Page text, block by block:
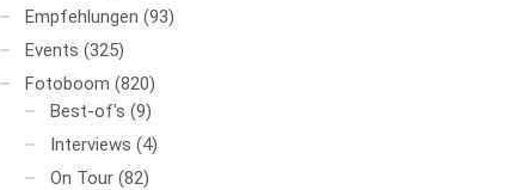
Empfehlungen (93)
Events (325)
Fotoboom (820)
Best-of's (9)
Interviews (4)
On Tour (82)